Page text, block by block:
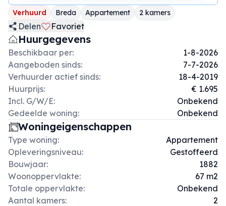
Verhuurd Breda Appartement 2 kamers
Delen Favoriet
Huurgegevens
Beschikbaar per:
1-8-2026
Aangeboden sinds:
7-7-2026
Verhuurder actief sinds:
18-4-2019
Huurprijs:
€ 1.695
Incl. G/W/E:
Onbekend
Gedeelde woning:
Onbekend
Woningeigenschappen
Type woning:
Appartement
Opleveringsniveau:
Gestoffeerd
Bouwjaar:
1882
Woonoppervlakte:
67 m2
Totale oppervlakte:
Onbekend
Aantal kamers:
2